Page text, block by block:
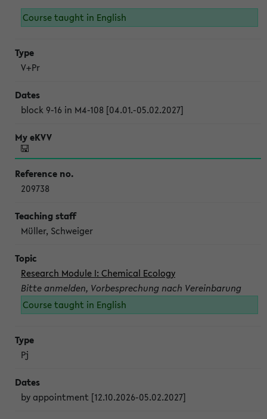
Course taught in English
V+Pr
block 9-16 in M4-108 [04.01.-05.02.2027]
209738
Müller, Schweiger
Research Module I: Chemical Ecology
Bitte anmelden, Vorbesprechung nach Vereinbarung
Course taught in English
Pj
by appointment [12.10.2026-05.02.2027]